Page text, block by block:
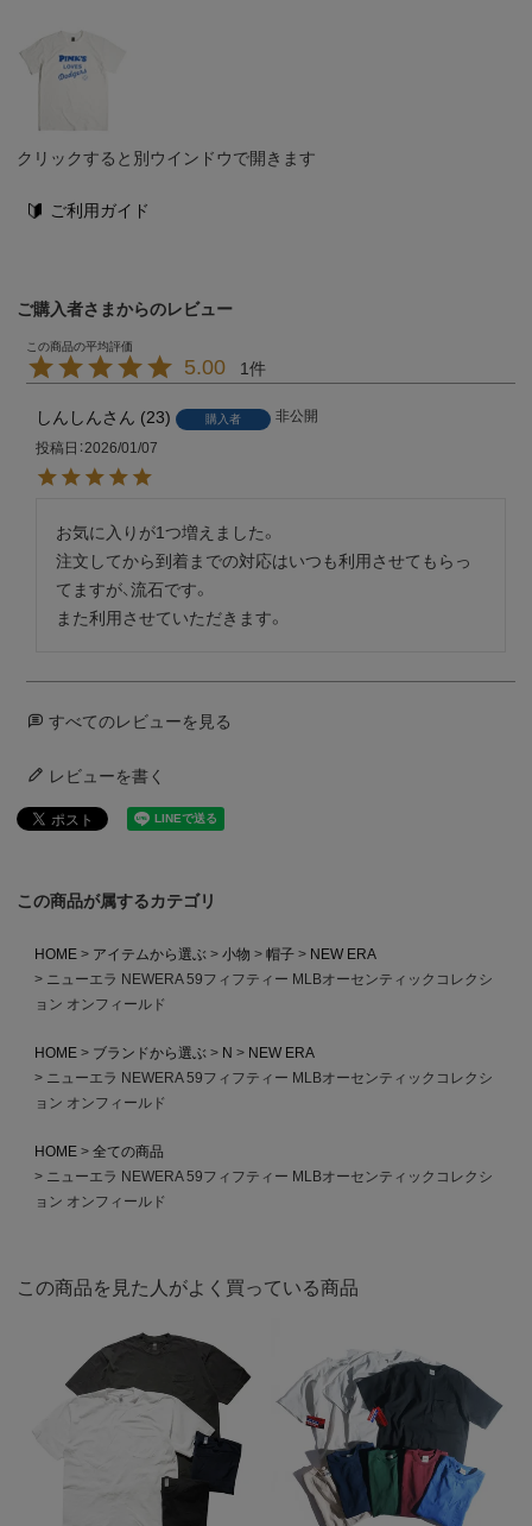
クリックすると別ウインドウで開きます
ご利用ガイド
ご購入者さまからのレビュー
5.00 1
しんしん 23 購入者
非公開
投稿日 2026/01/07
お気に入りが1つ増えました。
注文してから到着までの対応はいつも利用させてもらっ
てますが、流石です。
また利用させていただきます。
すべてのレビューを見る
レビューを書く
この商品が属するカテゴリ
HOME アイテムから選ぶ 小物 帽子
NEW ERA
ニューエラ NEWERA 59フィフティー MLBオーセンティックコレクシ
ョン オンフィールド
HOME ブランドから選ぶ N
NEW ERA
ニューエラ NEWERA 59フィフティー MLBオーセンティックコレクシ
ョン オンフィールド
HOME
全ての商品
ニューエラ NEWERA 59フィフティー MLBオーセンティックコレクシ
ョン オンフィールド
この商品を見た人がよく買っている商品